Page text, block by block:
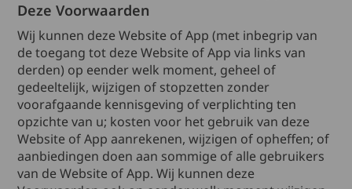
Deze Voorwaarden
Wij kunnen deze Website of App (met inbegrip van
de toegang tot deze Website of App via links van
derden) op eender welk moment, geheel of
gedeeltelijk, wijzigen of stopzetten zonder
voorafgaande kennisgeving of verplichting ten
opzichte van u; kosten voor het gebruik van deze
Website of App aanrekenen, wijzigen of opheffen; of
aanbiedingen doen aan sommige of alle gebruikers
van de Website of App. Wij kunnen deze